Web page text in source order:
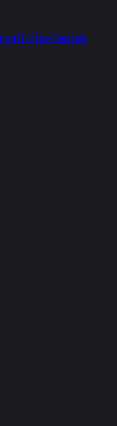
t-ChatDestek